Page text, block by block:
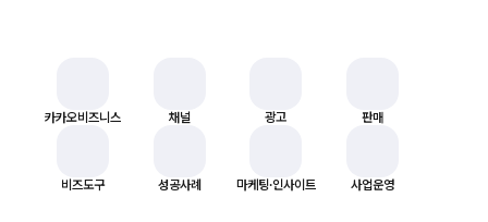
VOD 교육을 찾아보세요
카카오비즈니스 채널 광고 판매
비즈도구 성공사례 마케팅·인사이트 사업운영